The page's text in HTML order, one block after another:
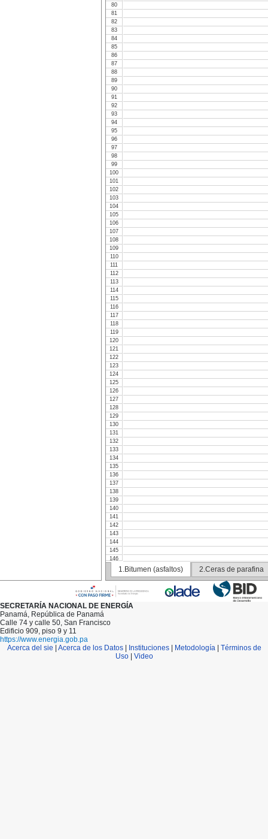
80
81
82
83
84
85
86
87
88
89
90
91
92
93
94
95
96
97
98
99
100
101
102
103
104
105
106
107
108
109
110
111
112
113
114
115
116
117
118
119
120
121
122
123
124
125
126
127
128
129
130
131
132
133
134
135
136
137
138
139
140
141
142
143
144
145
146
148
150
152
154
157
158
1.Bitumen (asfaltos) 2.Ceras de parafina
SECRETARÍA NACIONAL DE ENERGÍA
Panamá, República de Panamá
Calle 74 y calle 50, San Francisco
Edificio 909, piso 9 y 11
https://www.energia.gob.pa
Acerca del sie
Acerca de los Datos| Instituciones| Metodología| Términos de
Uso| Video